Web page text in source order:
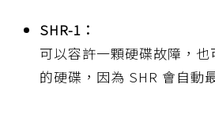
SHR-1：
可以容許一顆硬碟故障，
的硬碟，因為 SHR 會自動